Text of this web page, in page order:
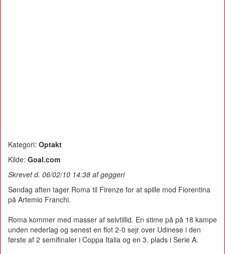
Kategori: Optakt
Kilde: Goal.com
Skrevet d. 06/02/10 14:38 af geggeri
Søndag aften tager Roma til Firenze for at spille mod Fiorentina
på Artemio Franchi.
Roma kommer med masser af selvtillid. En stime på på 18 kampe
unden nederlag og senest en flot 2-0 sejr over Udinese i den
første af 2 semifinaler i Coppa Italia og en 3. plads i Serie A.